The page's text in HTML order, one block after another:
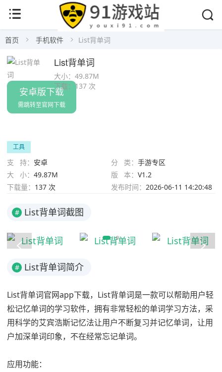
首页 手机软件 List背单词
安卓版下载
需跳转至官网下载
大小： 49.87M
下载： 137 次
List背单词
工具
支 持： 安卓 分 类： 手游专区
大 小： 49.87M 版 本： V1.2
下载量： 137 次 发布时间： 2026-06-11 14:20:48
# List背单词截图
# List背单词简介
List背单词官网app下载，List背单词是一款可以帮助用户轻
松记忆单词的学习软件，拥有非常轻松的单词学习方法，采
用科学的艾宾浩斯记忆法让用户不断复习并记忆单词，让用
户加深单词印象，不在经常忘记单词。
应用功能：